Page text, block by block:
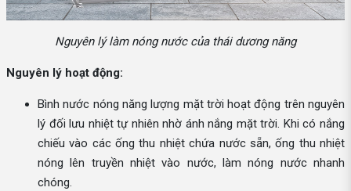
Nguyên lý làm nóng nước của thái dương năng
Nguyên lý hoạt động:
Bình nước nóng năng lượng mặt trời hoạt động trên nguyên
lý đối lưu nhiệt tự nhiên nhờ ánh nắng mặt trời. Khi có nắng
chiếu vào các ống thu nhiệt chứa nước sẵn, ống thu nhiệt
nóng lên truyền nhiệt vào nước, làm nóng nước nhanh
chóng.